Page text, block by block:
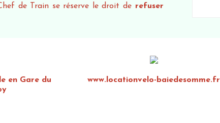
de Train se réserve le droit de refuser
en Gare du
www.locationvelo-baiedesomme.fr